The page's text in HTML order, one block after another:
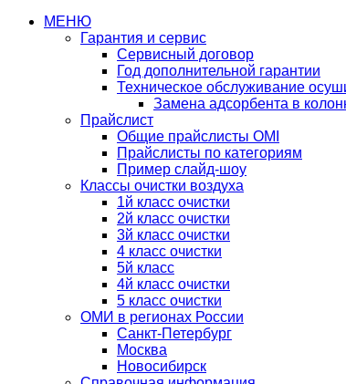
МЕНЮ
Гарантия и сервис
Сервисный договор
Год дополнительной гарантии
Техническое обслуживание
Замена адсорбента в
Прайслист
Общие прайслисты OMI
Прайслисты по категориям
Пример слайд-шоу
Классы очистки воздуха
1й класс очистки
2й класс очистки
3й класс очистки
4 класс очистки
5й класс
4й класс очистки
5 класс очистки
ОМИ в регионах России
Санкт-Петербург
Москва
Новосибирск